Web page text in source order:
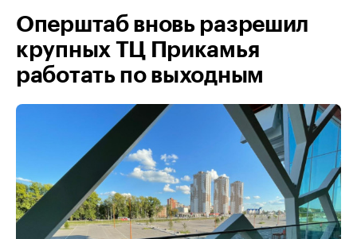
Оперштаб вновь разрешил
крупных ТЦ Прикамья
работать по выходным